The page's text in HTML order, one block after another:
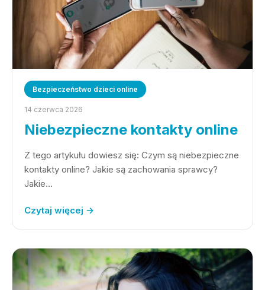
Bezpieczeństwo dzieci online
14 czerwca 2026
Niebezpieczne kontakty online
Z tego artykułu dowiesz się: Czym są niebezpieczne
kontakty online? Jakie są zachowania sprawcy?
Jakie…
Czytaj więcej →